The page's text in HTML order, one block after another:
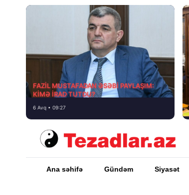
FAZİL MUSTAFADAN ƏSƏBİ PAYLAŞIM:
KİMƏ İRAD TUTDU?
6 Avq • 09:27
Ana səhifə Gündəm Siyasət